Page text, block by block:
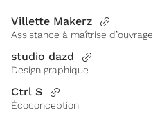
Villette Makerz
Assistance à maîtrise d’ouvrage
studio dazd
Design graphique
Ctrl S
Écoconception